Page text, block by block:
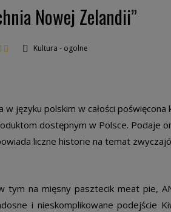
Nowej Zelandii”
Kultura - ogolne
języku polskim w całości poświęcona
dostępnym w Polsce. Podaje
liczne historie na temat
tym na mięsny pasztecik meat pie,
i nieskomplikowane podejście